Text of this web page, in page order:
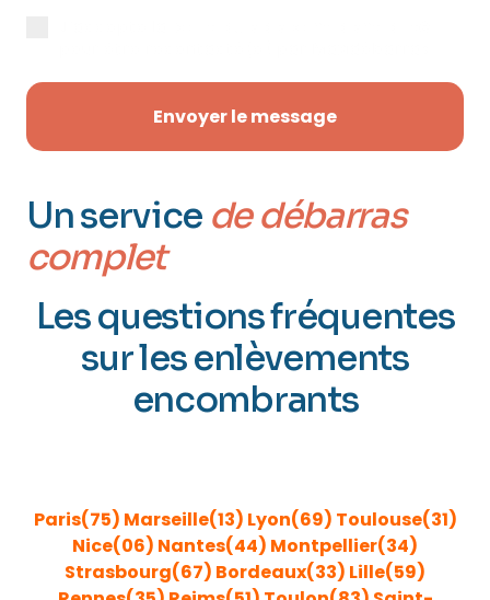
Envoyer le message
Un service de débarras
complet
Les questions fréquentes
sur les enlèvements
encombrants
Paris(75) Marseille(13) Lyon(69) Toulouse(31)
Nice(06) Nantes(44) Montpellier(34)
Strasbourg(67) Bordeaux(33) Lille(59)